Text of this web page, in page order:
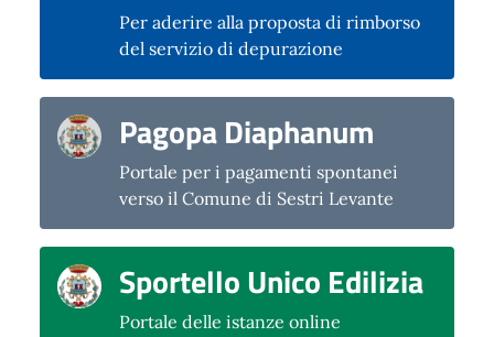
Per aderire alla proposta di rimborso
del servizio di depurazione
Pagopa Diaphanum
Portale per i pagamenti spontanei
verso il Comune di Sestri Levante
Sportello Unico Edilizia
Portale delle istanze online